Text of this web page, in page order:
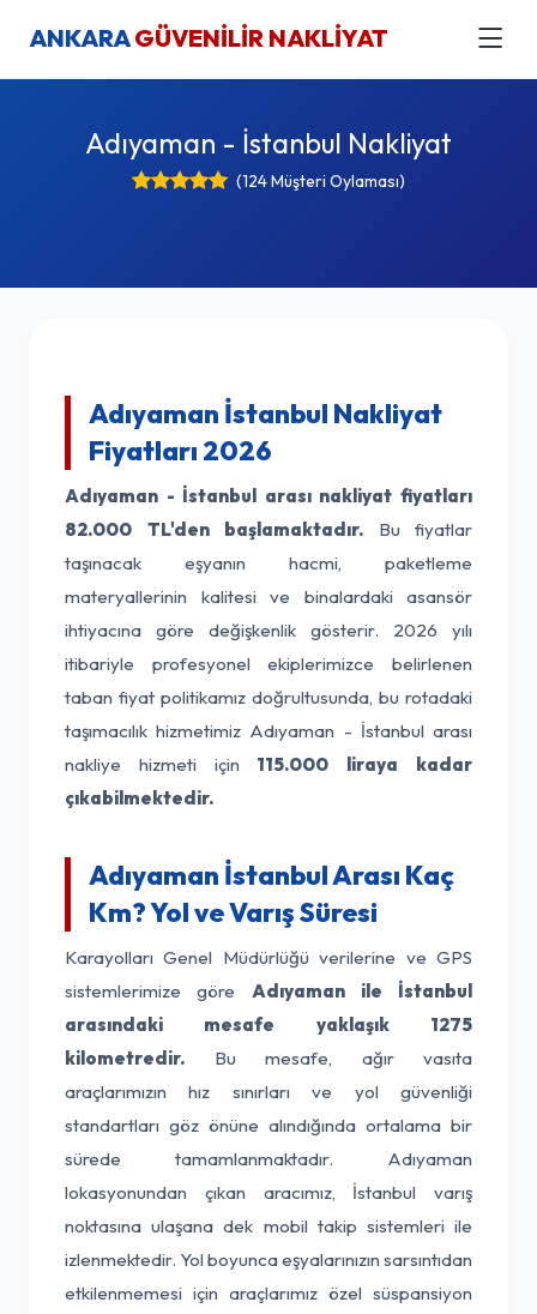
ANKARAGÜVENİLİR NAKLİYAT
Adıyaman - İstanbul Nakliyat
(124 Müşteri Oylaması)
Adıyaman İstanbul Nakliyat
Fiyatları 2026
Adıyaman - İstanbul arası nakliyat fiyatları
82.000 TL'den başlamaktadır. Bu fiyatlar
taşınacak eşyanın hacmi, paketleme
materyallerinin kalitesi ve binalardaki asansör
ihtiyacına göre değişkenlik gösterir. 2026 yılı
itibariyle profesyonel ekiplerimizce belirlenen
taban fiyat politikamız doğrultusunda, bu rotadaki
taşımacılık hizmetimiz Adıyaman - İstanbul arası
nakliye hizmeti için 115.000 liraya kadar
çıkabilmektedir.
Adıyaman İstanbul Arası Kaç
Km? Yol ve Varış Süresi
Karayolları Genel Müdürlüğü verilerine ve GPS
sistemlerimize göre Adıyaman ile İstanbul
arasındaki mesafe yaklaşık 1275
kilometredir. Bu mesafe, ağır vasıta
araçlarımızın hız sınırları ve yol güvenliği
standartları göz önüne alındığında ortalama bir
sürede tamamlanmaktadır. Adıyaman
lokasyonundan çıkan aracımız, İstanbul varış
noktasına ulaşana dek mobil takip sistemleri ile
izlenmektedir. Yol boyunca eşyalarınızın sarsıntıdan
etkilenmemesi için araçlarımız özel süspansiyon